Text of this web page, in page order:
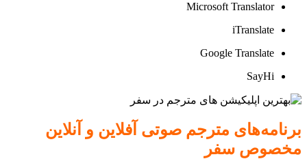
Microsoft Translator
iTranslate
Google Translate
SayHi
برنامه‌های مترجم صوتی آفلاین و آنلاین
مخصوص سفر